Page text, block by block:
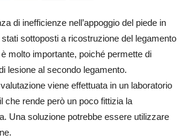
di inefficienze nell’appoggio del piede in
sottoposti a ricostruzione del legamento
molto importante, poiché permette di
lesione al secondo legamento.
viene effettuata in un laboratorio
che rende però un poco fittizia la
Una soluzione potrebbe essere utilizzare